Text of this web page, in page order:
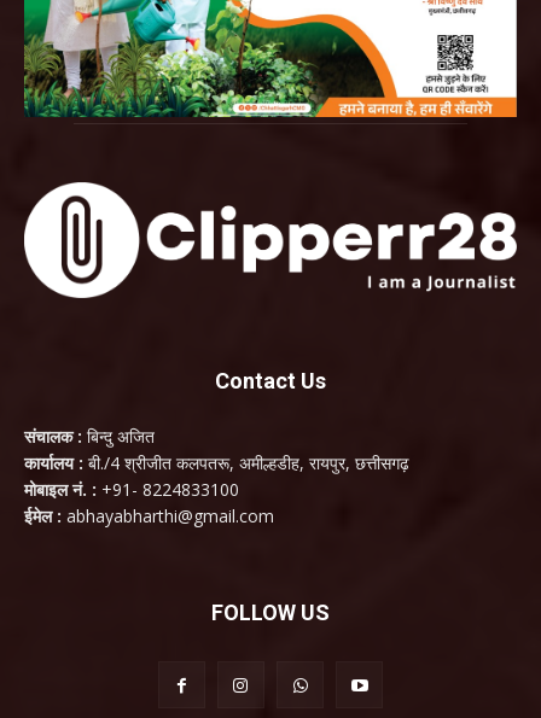
Contact Us
संचालक : बिन्दु अजित
कार्यालय : बी./4 श्रीजीत कलपतरू, अमील्हडीह, रायपुर, छत्तीसगढ़
मोबाइल नं. : +91- 8224833100
ईमेल : abhayabharthi@gmail.com
FOLLOW US